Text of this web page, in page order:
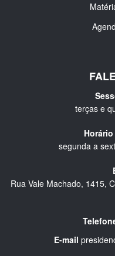
terças e
segunda a
Rua Vale Machado, 1415,
E-mail